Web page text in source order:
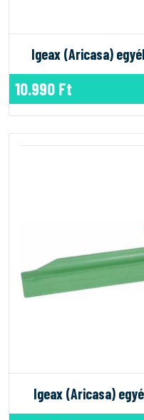
Igeax (Aricasa)
10.990 Ft
Igeax (Aricasa)